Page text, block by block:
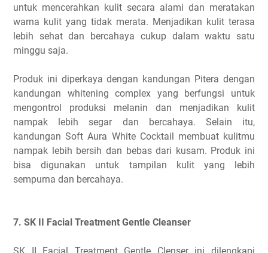
untuk mencerahkan kulit secara alami dan meratakan
warna kulit yang tidak merata. Menjadikan kulit terasa
lebih sehat dan bercahaya cukup dalam waktu satu
minggu saja.
Produk ini diperkaya dengan kandungan Pitera dengan
kandungan whitening complex yang berfungsi untuk
mengontrol produksi melanin dan menjadikan kulit
nampak lebih segar dan bercahaya. Selain itu,
kandungan Soft Aura White Cocktail membuat kulitmu
nampak lebih bersih dan bebas dari kusam. Produk ini
bisa digunakan untuk tampilan kulit yang lebih
sempurna dan bercahaya.
7. SK II Facial Treatment Gentle Cleanser